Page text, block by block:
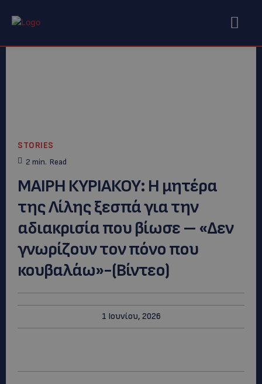
STORIES
2 min. Read
ΜΑΙΡΗ ΚΥΡΙΑΚΟΥ: Η μητέρα
της Λίλης ξεσπά για την
αδιακρισία που βίωσε – «Δεν
γνωρίζουν τον πόνο που
κουβαλάω»-(Βίντεο)
1 Ιουνίου, 2026